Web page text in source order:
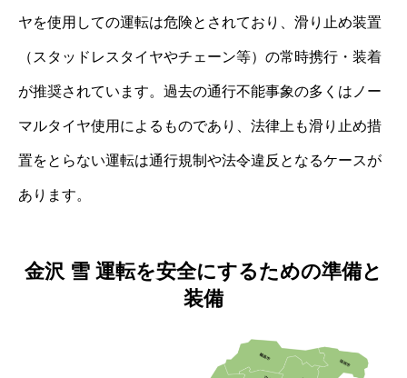
ヤを使用しての運転は危険とされており、滑り止め装置
（スタッドレスタイヤやチェーン等）の常時携行・装着
が推奨されています。過去の通行不能事象の多くはノー
マルタイヤ使用によるものであり、法律上も滑り止め措
置をとらない運転は通行規制や法令違反となるケースが
あります。
金沢 雪 運転を安全にするための準備と
装備